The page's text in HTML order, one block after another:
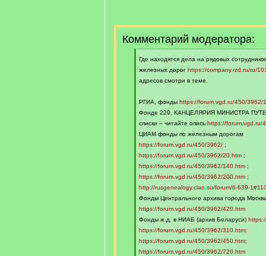
Комментарий модератора:
[
q
]
Где находятся дела на рядовых
железных дорог https://company.rzd.ru/ru/
адресов смотри в теме.
РГИА, фонды https://forum.vgd.ru/450/3962/
Фонде 229, КАНЦЕЛЯРИЯ МИНИСТРА
списки – читайте опись https://forum.vgd.ru/
ЦИАМ фонды по железным дорогам
https://forum.vgd.ru/450/3962/ ;
https://forum.vgd.ru/450/3962/20.htm ;
https://forum.vgd.ru/450/3962/140.htm ;
https://forum.vgd.ru/450/3962/200.htm ;
http://rusgenealogy.clan.su/forum/6-639-
Фонды Центрального архива города
https://forum.vgd.ru/450/3962/420.htm
Фонды ж.д. в НИАБ (архив Беларуси)
https://forum.vgd.ru/450/3962/310.htm;
https://forum.vgd.ru/450/3962/450.htm;
https://forum.vgd.ru/450/3962/720.htm